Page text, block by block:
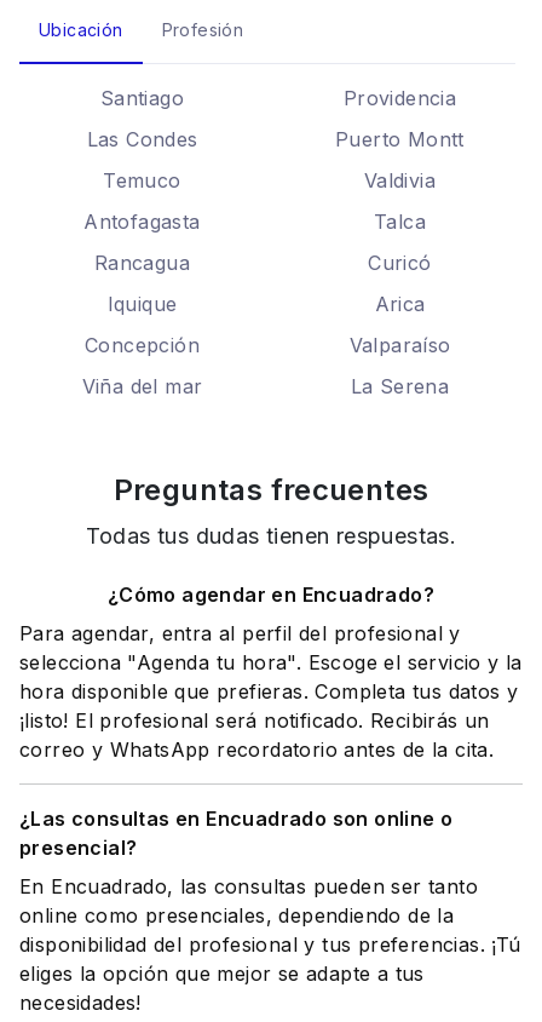
Ubicación Profesión
Santiago
Providencia
Las Condes
Puerto Montt
Temuco
Valdivia
Antofagasta
Talca
Rancagua
Curicó
Iquique
Arica
Concepción
Valparaíso
Viña del mar
La Serena
Preguntas frecuentes
Todas tus dudas tienen respuestas.
¿Cómo agendar en Encuadrado?
Para agendar, entra al perfil del profesional y
selecciona "Agenda tu hora". Escoge el servicio y la
hora disponible que prefieras. Completa tus datos y
¡listo! El profesional será notificado. Recibirás un
correo y WhatsApp recordatorio antes de la cita.
¿Las consultas en Encuadrado son online o
presencial?
En Encuadrado, las consultas pueden ser tanto
online como presenciales, dependiendo de la
disponibilidad del profesional y tus preferencias. ¡Tú
eliges la opción que mejor se adapte a tus
necesidades!